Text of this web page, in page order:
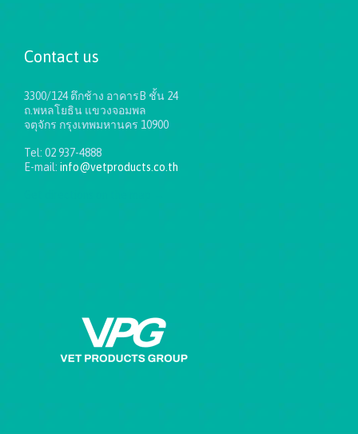
Contact us
3300/124 ตึกช้าง อาคารB ชั้น 24
ถ.พหลโยธิน แขวงจอมพล
จตุจักร กรุงเทพมหานคร 10900
Tel: 02 937-4888
E-mail: info@vetproducts.co.th